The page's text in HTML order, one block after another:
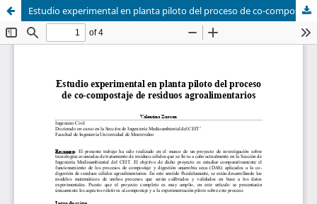
Estudio experimental en planta piloto del proceso de co-compostaje de residuos agroalimentarios